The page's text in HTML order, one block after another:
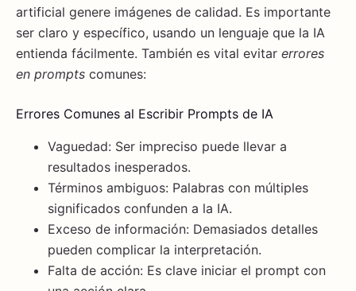
artificial genere imágenes de calidad. Es importante
ser claro y específico, usando un lenguaje que la IA
entienda fácilmente. También es vital evitar errores
en prompts comunes:
Errores Comunes al Escribir Prompts de IA
Vaguedad: Ser impreciso puede llevar a
resultados inesperados.
Términos ambiguos: Palabras con múltiples
significados confunden a la IA.
Exceso de información: Demasiados detalles
pueden complicar la interpretación.
Falta de acción: Es clave iniciar el prompt con